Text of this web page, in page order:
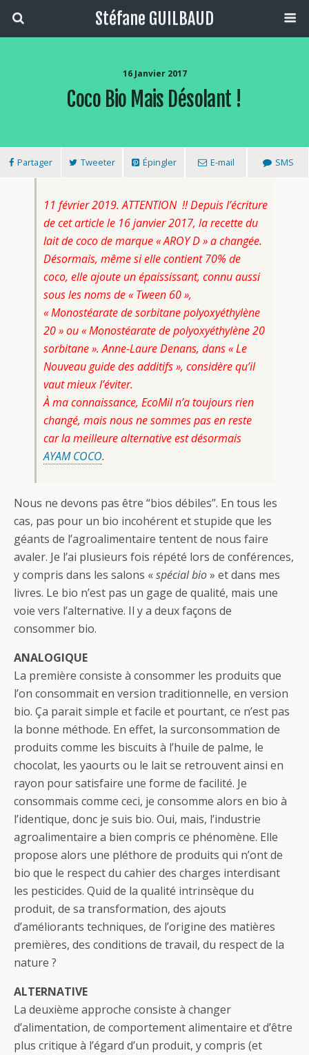
Stéfane GUILBAUD
16 Janvier 2017
Coco Bio Mais Désolant !
Partager Tweeter Épingler E-mail SMS
11 février 2019. ATTENTION !! Depuis l’écriture
de cet article le 16 janvier 2017, la recette du
lait de coco de marque « AROY D » a changée.
Désormais, même si elle contient 70% de
coco, elle ajoute un épaississant, connu aussi
sous les noms de « Tween 60 »,
« Monostéarate de sorbitane polyoxyéthylène
20 » ou « Monostéarate de polyoxyéthylène 20
sorbitane ». Anne-Laure Denans, dans « Le
Nouveau guide des additifs », considère qu’il
vaut mieux l’éviter.
À ma connaissance, EcoMil n’a toujours rien
changé, mais nous ne sommes pas en reste
car la meilleure alternative est désormais
AYAM COCO.
Nous ne devons pas être “bios débiles”. En tous les
cas, pas pour un bio incohérent et stupide que les
géants de l’agroalimentaire tentent de nous faire
avaler. Je l’ai plusieurs fois répété lors de conférences,
y compris dans les salons «spécial bio» et dans mes
livres. Le bio n’est pas un gage de qualité, mais une
voie vers l’alternative. Il y a deux façons de
consommer bio.
ANALOGIQUE
La première consiste à consommer les produits que
l’on consommait en version traditionnelle, en version
bio. Ça parait simple et facile et pourtant, ce n’est pas
la bonne méthode. En effet, la surconsommation de
produits comme les biscuits à l’huile de palme, le
chocolat, les yaourts ou le lait se retrouvent ainsi en
rayon pour satisfaire une forme de facilité. Je
consommais comme ceci, je consomme alors en bio à
l’identique, donc je suis bio. Oui, mais, l’industrie
agroalimentaire a bien compris ce phénomène. Elle
propose alors une pléthore de produits qui n’ont de
bio que le respect du cahier des charges interdisant
les pesticides. Quid de la qualité intrinsèque du
produit, de sa transformation, des ajouts
d’améliorants techniques, de l’origine des matières
premières, des conditions de travail, du respect de la
nature ?
ALTERNATIVE
La deuxième approche consiste à changer
d’alimentation, de comportement alimentaire et d’être
plus critique à l’égard d’un produit, y compris (et